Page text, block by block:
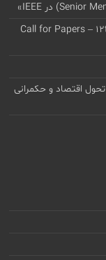
Call for Papers –
اقتصاد و حکمرانی